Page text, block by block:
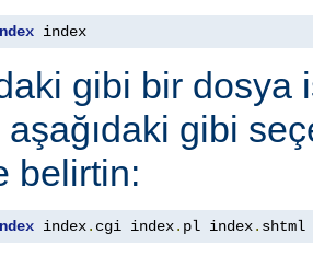
index
gibi bir dosya
gibi
belirtin:
index. cgi index. pl index. shtml